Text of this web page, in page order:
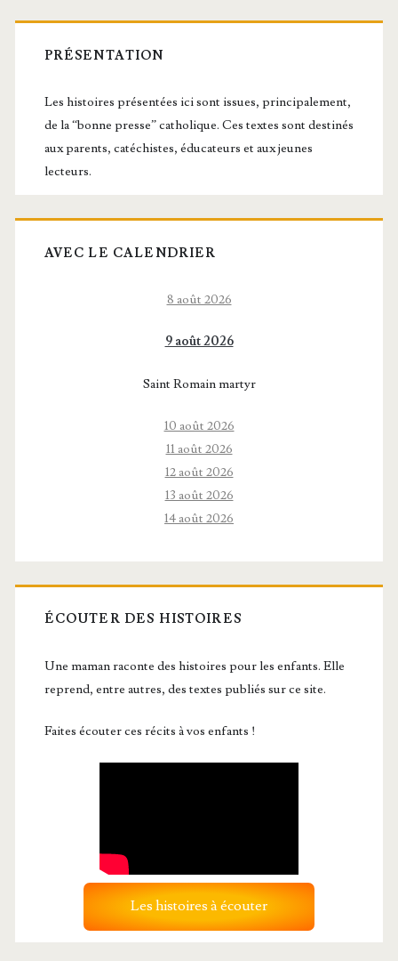
Barre
latérale
principale
PRÉSENTATION
Les histoires présentées ici sont issues, principalement,
de la “bonne presse” catholique. Ces textes sont destinés
aux parents, catéchistes, éducateurs et aux jeunes
lecteurs.
AVEC LE CALENDRIER
8 août 2026
9 août 2026
Saint Romain martyr
10 août 2026
11 août 2026
12 août 2026
13 août 2026
14 août 2026
ÉCOUTER DES HISTOIRES
Une maman raconte des histoires pour les enfants. Elle
reprend, entre autres, des textes publiés sur ce site.
Faites écouter ces récits à vos enfants !
Les histoires à écouter